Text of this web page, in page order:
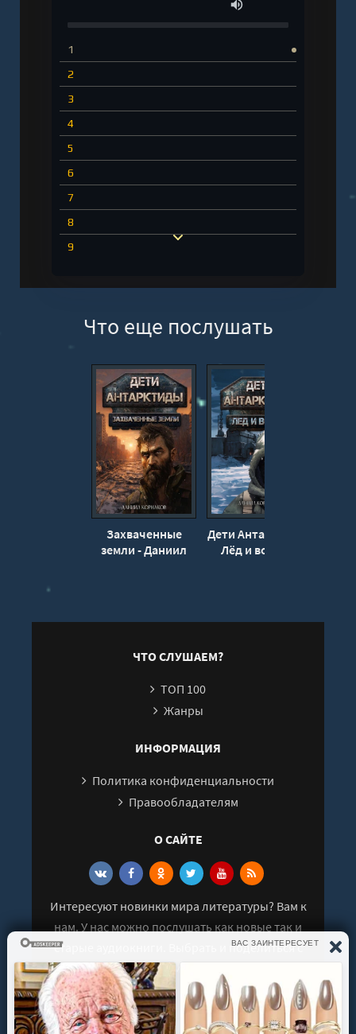
1
2
3
4
5
6
7
8
9
Что еще послушать
Захваченные
земли - Даниил
Дети Антарктиды.
Лёд и волны -
ЧТО СЛУШАЕМ?
ТОП 100
Жанры
ИНФОРМАЦИЯ
Политика конфиденциальности
Правообладателям
О САЙТЕ
Интересуют новинки мира литературы? Вам к
нам. У нас можно послушать как новые так и
старые аудиокниги. Выбрать и поделиться с
друзьями лучшими аудиокнигами!